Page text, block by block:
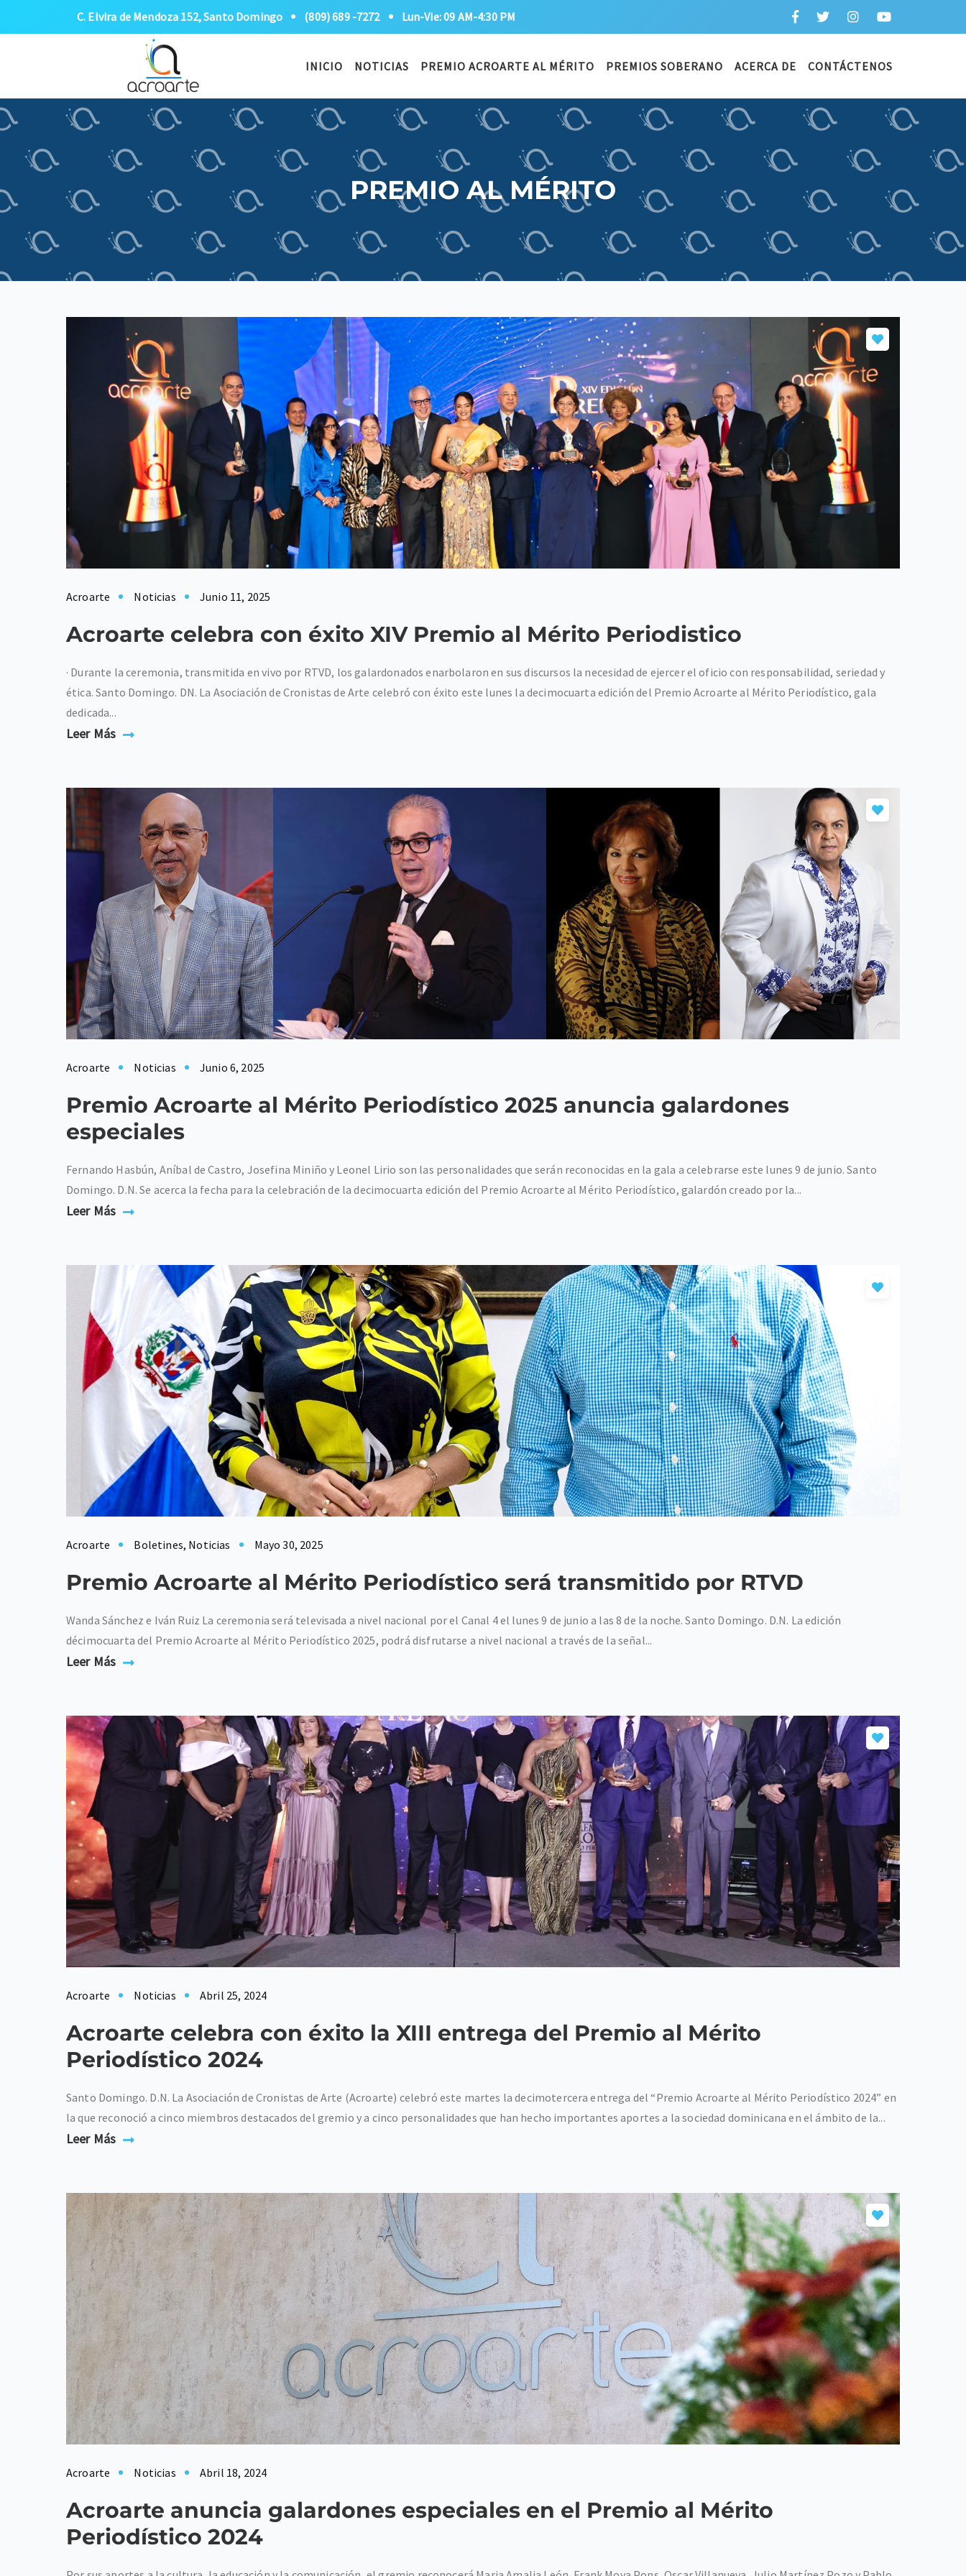
C. Elvira de Mendoza 152, Santo Domingo (809) 689 -7272 Lun-Vie: 09 AM-4:30 PM
INICIO NOTICIAS PREMIO ACROARTE AL MÉRITO PREMIOS SOBERANO ACERCA DE CONTÁCTENOS
PREMIO AL MÉRITO
Acroarte Noticias Junio 11, 2025
Acroarte celebra con éxito XIV Premio al Mérito Periodistico
· Durante la ceremonia, transmitida en vivo por RTVD, los galardonados enarbolaron en sus discursos la necesidad de ejercer el oficio con responsabilidad, seriedad y
ética. Santo Domingo. DN. La Asociación de Cronistas de Arte celebró con éxito este lunes la decimocuarta edición del Premio Acroarte al Mérito Periodístico, gala
dedicada...
Leer Más
Acroarte Noticias Junio 6, 2025
Premio Acroarte al Mérito Periodístico 2025 anuncia galardones
especiales
Fernando Hasbún, Aníbal de Castro, Josefina Miniño y Leonel Lirio son las personalidades que serán reconocidas en la gala a celebrarse este lunes 9 de junio. Santo
Domingo. D.N. Se acerca la fecha para la celebración de la decimocuarta edición del Premio Acroarte al Mérito Periodístico, galardón creado por la...
Leer Más
Acroarte Boletines, Noticias Mayo 30, 2025
Premio Acroarte al Mérito Periodístico será transmitido por RTVD
Wanda Sánchez e Iván Ruiz La ceremonia será televisada a nivel nacional por el Canal 4 el lunes 9 de junio a las 8 de la noche. Santo Domingo. D.N. La edición
décimocuarta del Premio Acroarte al Mérito Periodístico 2025, podrá disfrutarse a nivel nacional a través de la señal...
Leer Más
Acroarte Noticias Abril 25, 2024
Acroarte celebra con éxito la XIII entrega del Premio al Mérito
Periodístico 2024
Santo Domingo. D.N. La Asociación de Cronistas de Arte (Acroarte) celebró este martes la decimotercera entrega del “Premio Acroarte al Mérito Periodístico 2024” en
la que reconoció a cinco miembros destacados del gremio y a cinco personalidades que han hecho importantes aportes a la sociedad dominicana en el ámbito de la...
Leer Más
Acroarte Noticias Abril 18, 2024
Acroarte anuncia galardones especiales en el Premio al Mérito
Periodístico 2024